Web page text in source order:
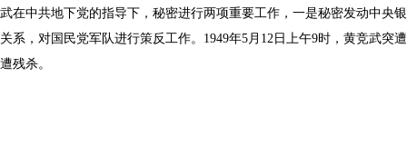
武在中共地下党的指导下，秘密进行两项重要工作，一是秘密发动中央
关系，对国民党军队进行策反工作。1949年5月12日上午9时，黄竞武
遭残杀。